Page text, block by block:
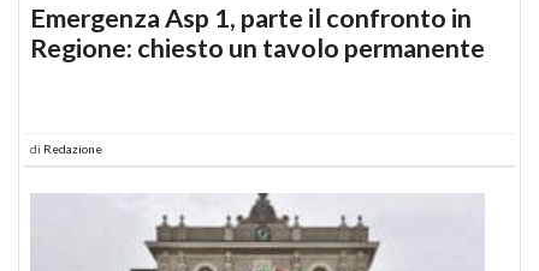
Emergenza Asp 1, parte il confronto in
Regione: chiesto un tavolo permanente
di Redazione